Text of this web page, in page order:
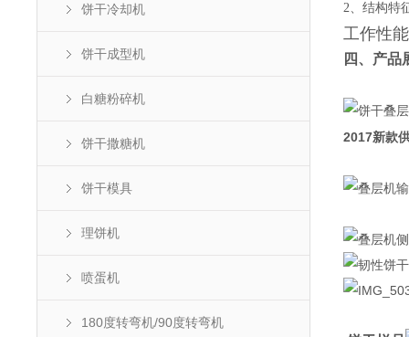
饼干冷却机
饼干成型机
白糖粉碎机
饼干撒糖机
饼干模具
理饼机
喷蛋机
180度转弯机/90度转弯机
2、结构特
工作性
四、产品
2017新款